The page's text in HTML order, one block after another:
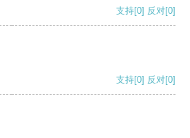
支持[0] 反对[0]
支持[0] 反对[0]